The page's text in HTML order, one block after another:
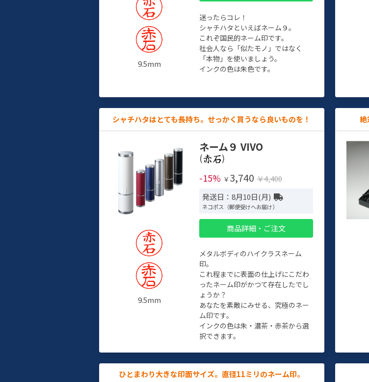
9.5mm
迷ったらコレ！
シャチハタといえばネーム９。
これぞ国民的ネーム印です。
社会人なら「似たモノ」ではなく
「本物」を使いましょう。
インクの色は朱色です。
シャチハタはとても長持ち。せっかく買うなら良いものを！
9.5mm
ネーム９ VIVO
(
)
-15% ￥ 3,740 ￥4,400
発送日：8月10日(月)
ネコポス（郵便受けへお届け）
商品詳細・ご注文
メタルボディのハイクラスネーム
印。
これ程までに表面の仕上げにこだわ
ったネーム印がかつて存在したでし
ょうか？
あなたを素敵にみせる、究極のネー
ム印です。
インクの色は朱・濃茶・赤茶から選
択できます。
絶
ひとまわり大きな印面サイズ。直径11ミリのネーム印。